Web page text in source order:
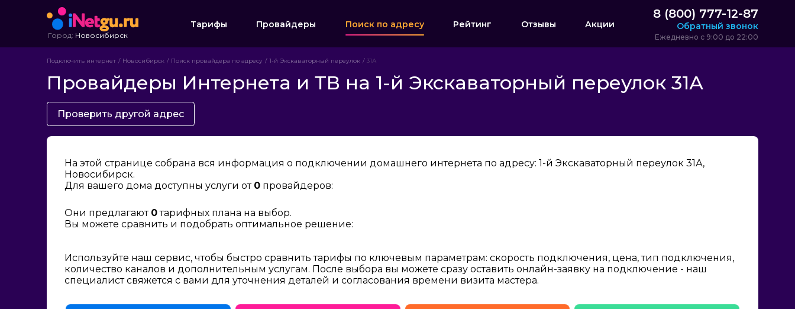
Город: Новосибирск
Тарифы Провайдеры Поиск по адресу Рейтинг Отзывы Акции
8 (800) 777-12-87
Обратный звонок
Ежедневно с 9:00 до 22:00
Подключить интернет Новосибирск Поиск провайдера по адресу 1-й Экскаваторный переулок 31А
Провайдеры Интернета и ТВ на 1-й Экскаваторный переулок 31А
Проверить другой адрес
На этой странице собрана вся информация о подключении домашнего интернета по адресу: 1-й Экскаваторный переулок 31А,
Новосибирск.
Для вашего дома доступны услуги от 0 провайдеров:
Они предлагают 0тарифных плана на выбор.
Вы можете сравнить и подобрать оптимальное решение:
Используйте наш сервис, чтобы быстро сравнить тарифы по ключевым параметрам: скорость подключения, цена, тип подключения,
количество каналов и дополнительным услугам. После выбора вы можете сразу оставить онлайн-заявку на подключение - наш
специалист свяжется с вами для уточнения деталей и согласования времени визита мастера.